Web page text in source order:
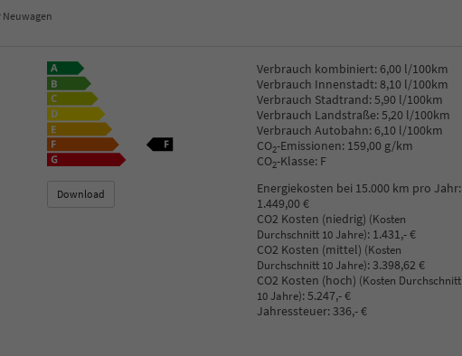
Neuwagen
Verbrauch kombiniert:6,00 l/100km
Verbrauch Innenstadt:8,10 l/100km
Verbrauch Stadtrand:5,90 l/100km
Verbrauch Landstraße:5,20 l/100km
Verbrauch Autobahn:6,10 l/100km
CO2-Emissionen: 159,00 g/km
CO2-Klasse: F
Download
Energiekosten bei 15.000 km pro Jahr:
1.449,00 €
CO2 Kosten (niedrig) (Kosten
Durchschnitt 10 Jahre): 1.431,- €
CO2 Kosten (mittel) (Kosten
Durchschnitt 10 Jahre):3.398,62 €
CO2 Kosten (hoch) (Kosten Durchschnitt
10 Jahre):5.247,- €
Jahressteuer:336,- €